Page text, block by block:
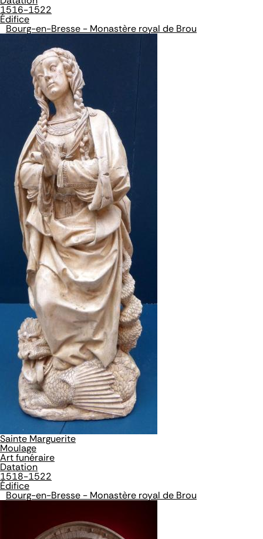
1516-1522
Édifice
Bourg-en-Bresse - Monastère royal de Brou
Sainte Marguerite
Moulage
Art funéraire
Datation
1518-1522
Édifice
Bourg-en-Bresse - Monastère royal de Brou